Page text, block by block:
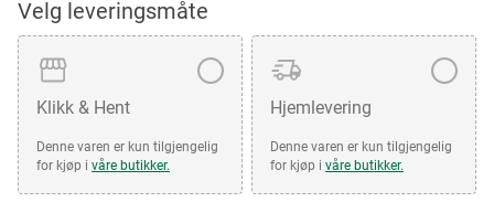
Velg leveringsmåte
Klikk & Hent
Denne varen er kun tilgjengelig
for kjøp i våre butikker.
Hjemlevering
Denne varen er kun tilgjengelig
for kjøp i våre butikker.